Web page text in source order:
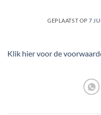
GEPLAATST OP7
Klik hier voor de